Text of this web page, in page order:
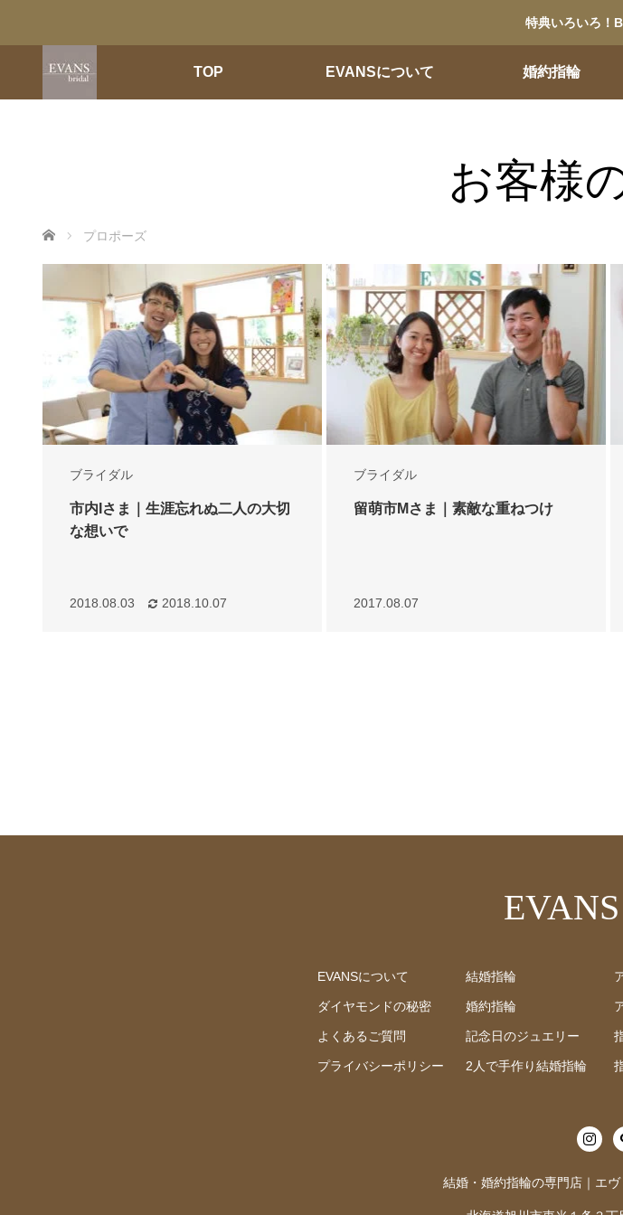
特典いろいろ！
TOP EVANSについて 婚約指輪
お客様
ホーム プロポーズ
ブライダル
市内Iさま｜生涯忘れぬ二人の大切
な想いで
2018.08.03 2018.10.07
ブライダル
留萌市Mさま｜素敵な重ねつけ
2017.08.07
EVANSについて
ダイヤモンドの秘密
よくあるご質問
プライバシーポリシー
結婚指輪
婚約指輪
記念日のジュエリー
2人で手作り結婚指輪
結婚・婚約指輪の専門店｜エ